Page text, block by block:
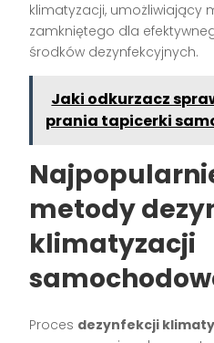
klimatyzacji, umożliwiający
zamkniętego dla
środków dezynfekcyjnych.
Jaki odkurzacz
prania tapicerki
metody
klimatyzacji
Proces dezynfekcji